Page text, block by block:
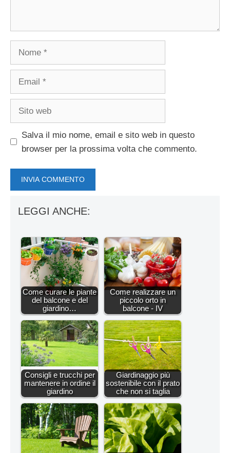
Salva il mio nome, email e sito web in questo
browser per la prossima volta che commento.
LEGGI ANCHE:
Come curare le piante
del balcone e del
giardino…
Come realizzare un
piccolo orto in
balcone - IV
Consigli e trucchi per
mantenere in ordine il
giardino
Giardinaggio più
sostenibile con il prato
che non si taglia